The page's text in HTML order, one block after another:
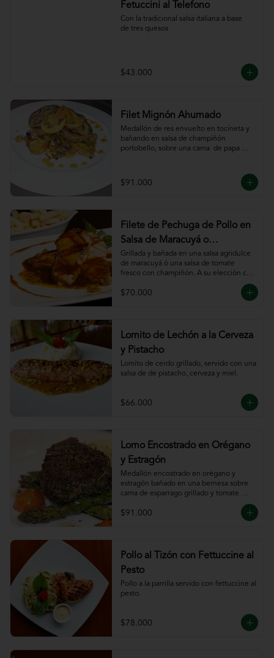
Fetuccini al Telefono
Con la tradicional salsa italiana a base
de tres quesos
$43.000
Filet Mignón Ahumado
Medallón de res envuelto en tocineta y
bañando en salsa de champiñón
portobello, sobre una cama  de papa
$91.000
Filete de Pechuga de Pollo en
Salsa de Maracuyá o
Pomodoro
Grillada y bañada en una salsa agridulce
de maracuyá ó una salsa de tomate
fresco con champiñón. A su elección con
espiral o puré.
$70.000
Lomito de Lechón a la Cerveza
y Pistacho
Lomito de cerdo grillado, servido con una
salsa de de pistacho, cerveza y miel.
$66.000
Lomo Encostrado en Orégano
y Estragón
Medallón encostrado en orégano y
estragón bañado en una bernesa sobre
cama de esparrago grillado y tomate
$91.000
Pollo al Tizón con Fettuccine al
Pesto
Pollo a la parrilla servido con fettuccine al
pesto.
$78.000